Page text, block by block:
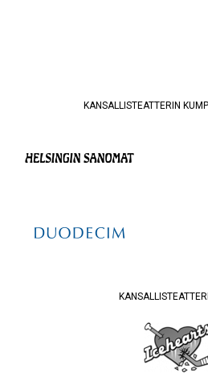
KANSALLISTEATTERIN